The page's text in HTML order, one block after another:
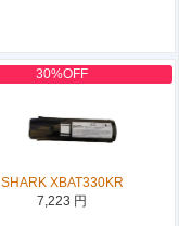
30%OFF
SHARK XBAT330KR
7,223 円